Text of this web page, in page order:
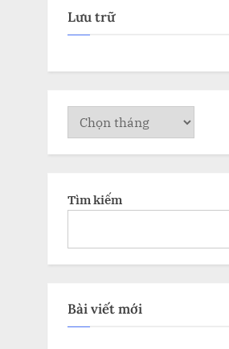
Lưu trữ
Lưu
trữ
Tìm kiếm
Bài viết mới